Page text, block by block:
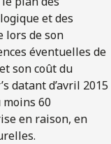
et des
lors de son
éventuelles de
son coût du
datant d’avril 2015
60
en raison, en